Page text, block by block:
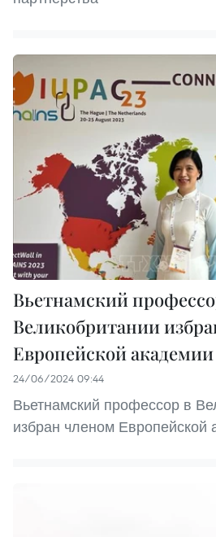
Вьетнамский
Великобритании
Европейской
24/06/2024 09:44
Вьетнамский профессор в
избран членом Европейской